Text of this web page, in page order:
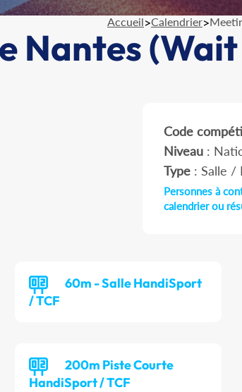
Accueil>Calendrier>
Nantes
Code
Niveau:
Type: Salle /
Personnes à
calendrier ou
60m - Salle HandiSport
/ TCF
200m Piste Courte
HandiSport / TCF